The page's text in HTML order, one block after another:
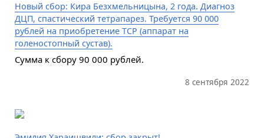
Новый сбор: Кира Безхмельницына, 2 года. Диагноз
ДЦП, спастический тетрапарез. Требуется 90 000
рублей на приобретение ТСР (аппарат на
голеностопный сустав).
Сумма к сбору 90 000 рублей.
8 сентября 2022